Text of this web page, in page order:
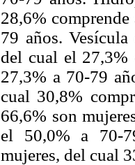
28,6%
79 años.
del cual el 27,3%
27,3% a 70-79
cual 30,8%
66,6% son
el 50,0% a 70-
mujeres, del cual